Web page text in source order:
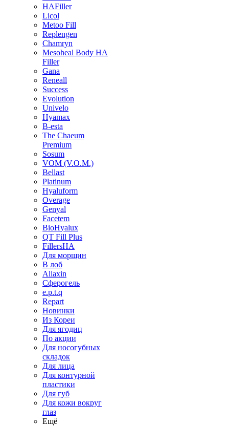
HAFiller
Licol
Metoo Fill
Replengen
Chamryn
Mesoheal Body HA
Filler
Gana
Reneall
Success
Evolution
Univelo
Hyamax
B-esta
The Chaeum
Premium
Sosum
VOM (V.O.M.)
Bellast
Platinum
Hyaluform
Overage
Genyal
Facetem
BioHyalux
QT Fill Plus
FillersHA
Для морщин
В лоб
Aliaxin
Сферогель
e.p.t.q
Repart
Новинки
Из Кореи
Для ягодиц
По акции
Для носогубных
складок
Для лица
Для контурной
пластики
Для губ
Для кожи вокруг
глаз
Ещё